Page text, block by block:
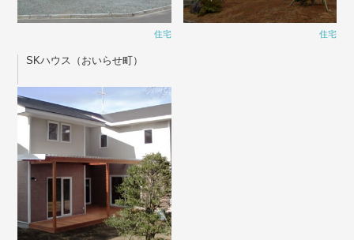
住宅 住宅
SKハウス（おいらせ町）